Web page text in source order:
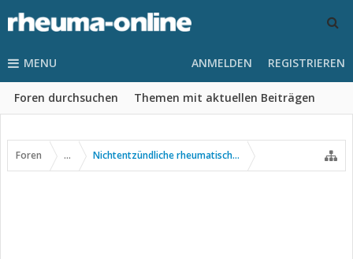
MENU
Foren durchsuchen Themen mit aktuellen Beiträgen
ANMELDEN REGISTRIEREN
Foren ... Nichtentzündliche rheumatische Erkrankungen